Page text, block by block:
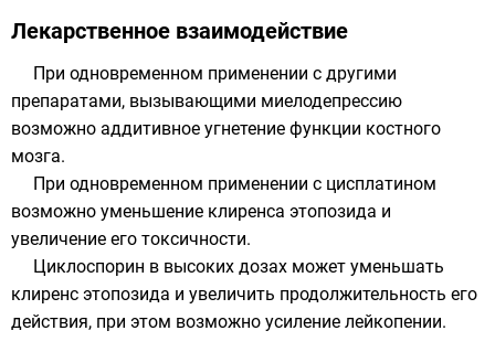
Лекарственное взаимодействие
При одновременном применении с другими
препаратами, вызывающими миелодепрессию
возможно аддитивное угнетение функции костного
мозга.
При одновременном применении с цисплатином
возможно уменьшение клиренса этопозида и
увеличение его токсичности.
Циклоспорин в высоких дозах может уменьшать
клиренс этопозида и увеличить продолжительность его
действия, при этом возможно усиление лейкопении.